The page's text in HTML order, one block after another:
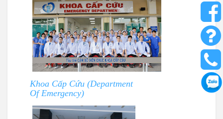
Khoa Cấp Cứu (Department
Of Emergency)